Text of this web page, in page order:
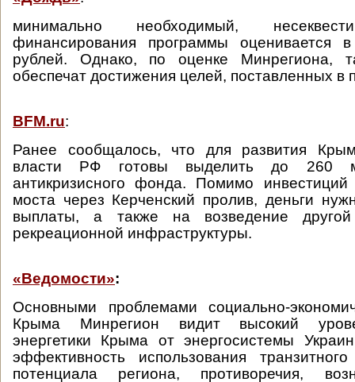
минимально необходимый,
финансирования программы оценивается
рублей. Однако, по оценке Минрегиона,
обеспечат достижения целей, поставленных в
BFM.ru:
Ранее сообщалось, что для развития
власти РФ готовы выделить до 260
антикризисного фонда. Помимо инвестиций
моста через Керченский пролив, деньги
выплаты, а также на возведение
рекреационной инфраструктуры.
«Ведомости»:
Основными проблемами социально-
Крыма Минрегион видит высокий
энергетики Крыма от энергосистемы
эффективность использования
потенциала региона, противоречия,